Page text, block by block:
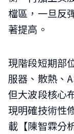
檔區，一旦反
著提高。
現階段短期部
服器、散熱、
但大波段核心
現明確技術性
載【陳智霖分